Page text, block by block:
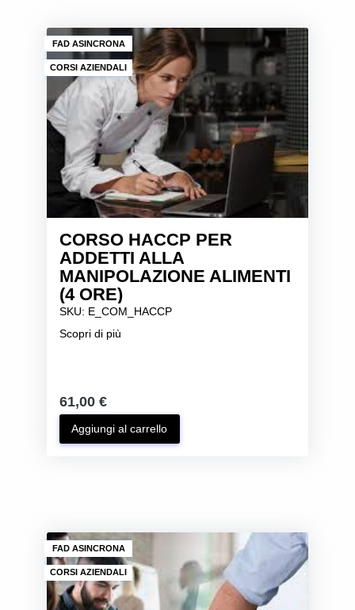
FAD ASINCRONA
CORSI AZIENDALI
CORSO HACCP PER
ADDETTI ALLA
MANIPOLAZIONE ALIMENTI
(4 ORE)
SKU: E_COM_HACCP
Scopri di più
61,00 €
Aggiungi al carrello
FAD ASINCRONA
CORSI AZIENDALI